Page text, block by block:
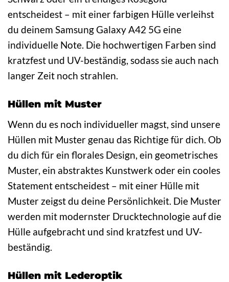
entscheidest – mit einer farbigen Hülle verleihst
du deinem Samsung Galaxy A42 5G eine
individuelle Note. Die hochwertigen Farben sind
kratzfest und UV-beständig, sodass sie auch nach
langer Zeit noch strahlen.
Hüllen mit Muster
Wenn du es noch individueller magst, sind unsere
Hüllen mit Muster genau das Richtige für dich. Ob
du dich für ein florales Design, ein geometrisches
Muster, ein abstraktes Kunstwerk oder ein cooles
Statement entscheidest – mit einer Hülle mit
Muster zeigst du deine Persönlichkeit. Die Muster
werden mit modernster Drucktechnologie auf die
Hülle aufgebracht und sind kratzfest und UV-
beständig.
Hüllen mit Lederoptik